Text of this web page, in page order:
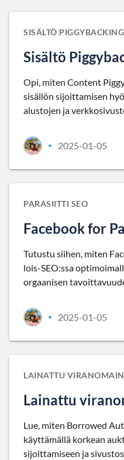
SISÄLTÖ PIGGYBACKING
Sisältö
Opi, miten Content
sisällön sijoittamisen
alustojen ja
• 2025-01-05
PARASIITTI SEO
Facebook for
Tutustu siihen, miten
lois-SEO:ssa
orgaanisen
• 2025-01-05
LAINATTU
Lainattu
Lue, miten Borrowed
käyttämällä korkean
sijoittamiseen ja